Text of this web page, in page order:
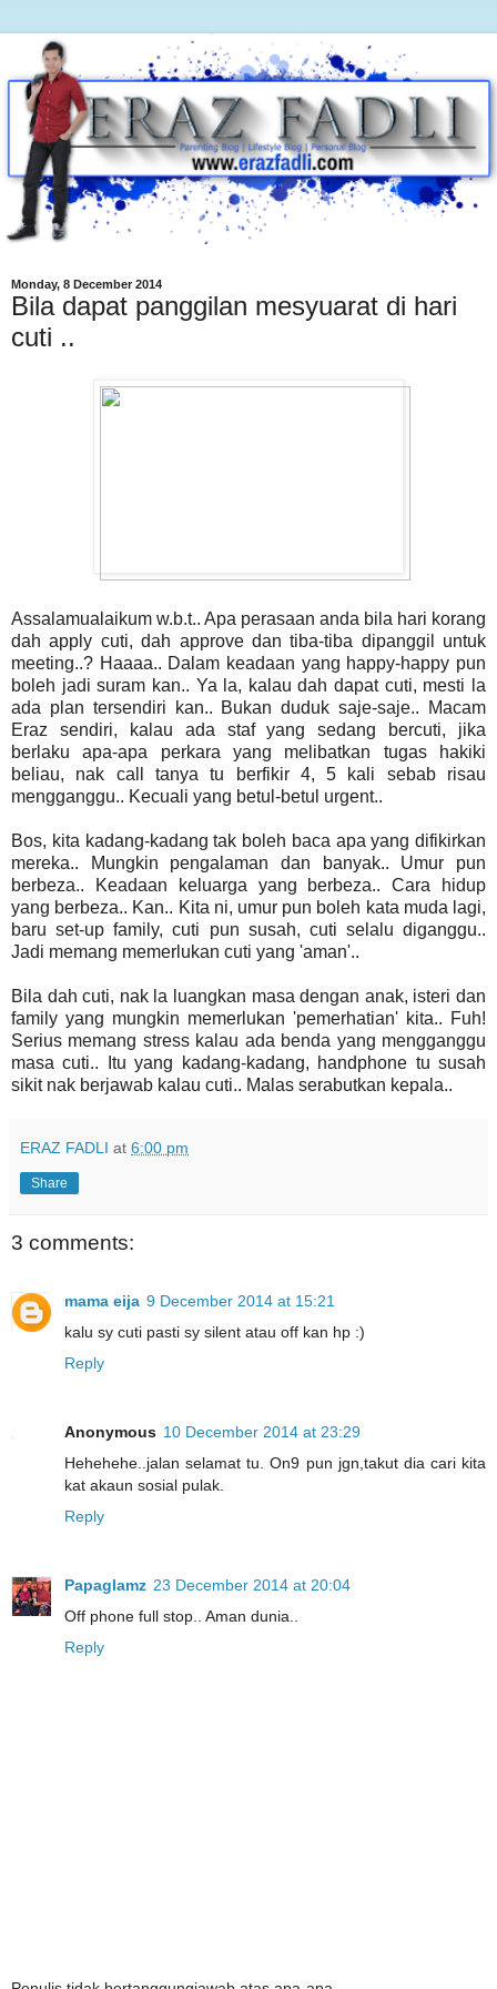
Monday, 8 December 2014
Bila dapat panggilan mesyuarat di hari
cuti ..
Assalamualaikum w.b.t.. Apa perasaan anda bila hari korang
dah apply cuti, dah approve dan tiba-tiba dipanggil untuk
meeting..? Haaaa.. Dalam keadaan yang happy-happy pun
boleh jadi suram kan.. Ya la, kalau dah dapat cuti, mesti la
ada plan tersendiri kan.. Bukan duduk saje-saje.. Macam
Eraz sendiri, kalau ada staf yang sedang bercuti, jika
berlaku apa-apa perkara yang melibatkan tugas hakiki
beliau, nak call tanya tu berfikir 4, 5 kali sebab risau
mengganggu.. Kecuali yang betul-betul urgent..
Bos, kita kadang-kadang tak boleh baca apa yang difikirkan
mereka.. Mungkin pengalaman dan banyak.. Umur pun
berbeza.. Keadaan keluarga yang berbeza.. Cara hidup
yang berbeza.. Kan.. Kita ni, umur pun boleh kata muda lagi,
baru set-up family, cuti pun susah, cuti selalu diganggu..
Jadi memang memerlukan cuti yang 'aman'..
Bila dah cuti, nak la luangkan masa dengan anak, isteri dan
family yang mungkin memerlukan 'pemerhatian' kita.. Fuh!
Serius memang stress kalau ada benda yang mengganggu
masa cuti.. Itu yang kadang-kadang, handphone tu susah
sikit nak berjawab kalau cuti.. Malas serabutkan kepala..
ERAZ FADLI at 6:00 pm
Share
3 comments:
mama eija 9 December 2014 at 15:21
kalu sy cuti pasti sy silent atau off kan hp :)
Reply
Anonymous 10 December 2014 at 23:29
Hehehehe..jalan selamat tu. On9 pun jgn,takut dia cari kita
kat akaun sosial pulak.
Reply
Papaglamz 23 December 2014 at 20:04
Off phone full stop.. Aman dunia..
Reply